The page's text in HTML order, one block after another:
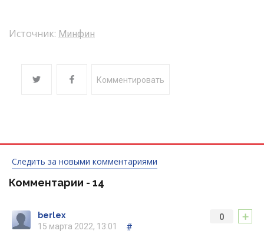
Источник: Минфин
Комментировать
Следить за новыми комментариями
Комментарии - 14
+
0
berlex
15 марта 2022, 13:01
#